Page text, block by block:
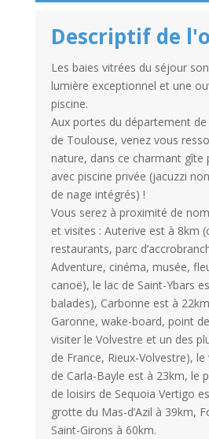
Descriptif de
Les baies vitrées du séjour
lumière exceptionnel et une
piscine.
Aux portes du département de
de Toulouse, venez vous
nature, dans ce charmant gîte
avec piscine privée (jacuzzi
de nage intégrés) !
Vous serez à proximité de
et visites : Auterive est à 8km
restaurants, parc
Adventure, cinéma, musée,
canoë), le lac de Saint-Ybars
balades), Carbonne est à
Garonne, wake-board, point
visiter le Volvestre et un des
de France, Rieux-Volvestre), le
de Carla-Bayle est à 23km, le
de loisirs de Sequoia Vertigo
grotte du Mas-d’Azil à 39km,
Saint-Girons à 60km.